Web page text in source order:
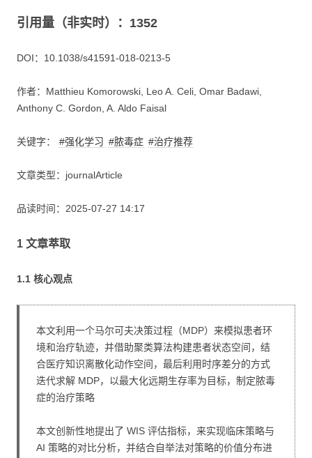
引用量（非实时）：1352
DOI：10.1038/s41591-018-0213-5
作者：Matthieu Komorowski, Leo A. Celi, Omar Badawi,
Anthony C. Gordon, A. Aldo Faisal
关键字： #强化学习 #脓毒症 #治疗推荐
文章类型：journalArticle
品读时间：2025-07-27 14:17
1 文章萃取
1.1 核心观点
本文利用一个马尔可夫决策过程（MDP）来模拟患者环
境和治疗轨迹，并借助聚类算法构建患者状态空间，结
合医疗知识离散化动作空间，最后利用时序差分的方式
迭代求解 MDP，以最大化远期生存率为目标，制定脓毒
症的治疗策略
本文创新性地提出了 WIS 评估指标，来实现临床策略与
AI 策略的对比分析，并结合自举法对策略的价值分布进